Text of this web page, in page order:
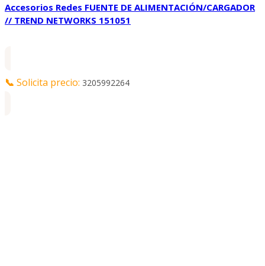
Accesorios Redes FUENTE DE ALIMENTACIÓN/CARGADOR
// TREND NETWORKS 151051
📞 Solicita precio: 3205992264